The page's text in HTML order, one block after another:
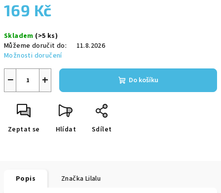
169 Kč
cena:
Skladem (>5 ks)
Můžeme doručit do:
11.8.2026
Možnosti doručení
+
− Do košíku
Zeptat se Hlídat Sdílet
Popis Značka Lilalu